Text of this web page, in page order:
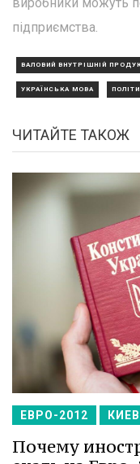
виробники можуть
підприємства.
ВАЛОВИЙ ВНУТРІШНІЙ
УКРАЇНСЬКА МОВА
ЧИТАЙТЕ ТАКОЖ
ЕВРО-2012 КИЕВ
Почему